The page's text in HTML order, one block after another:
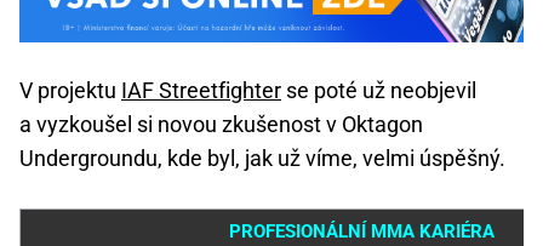
V projektu IAF Streetfighter se poté už neobjevil
a vyzkoušel si novou zkušenost v Oktagon
Undergroundu, kde byl, jak už víme, velmi úspěšný.
PROFESIONÁLNÍ MMA KARIÉRA